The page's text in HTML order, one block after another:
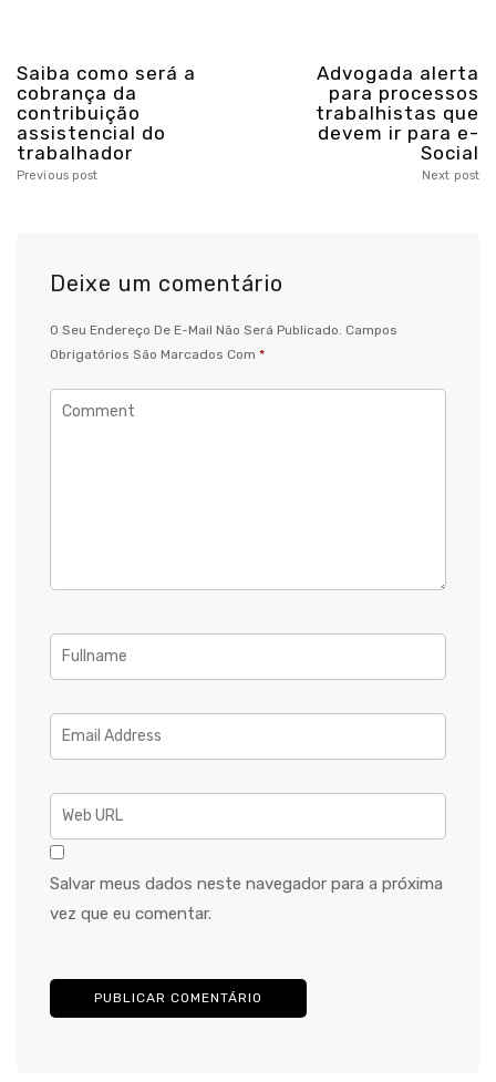
Saiba como será a
cobrança da
contribuição
assistencial do
trabalhador
Previous post
Advogada alerta
para processos
trabalhistas que
devem ir para e-
Social
Next post
Deixe um comentário
O Seu Endereço De E-Mail Não Será Publicado. Campos
Obrigatórios São Marcados Com *
Salvar meus dados neste navegador para a próxima
vez que eu comentar.